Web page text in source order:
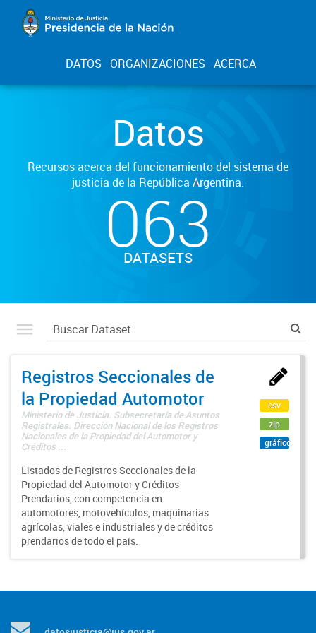
DATOS ORGANIZACIONES ACERCA
Datos
Recursos acerca del funcionamiento del sistema de
justicia de la República Argentina.
063
DATASETS
Registros Seccionales de
la Propiedad Automotor
Ministerio de Justicia. Subsecretaría de Asuntos
Registrales. Dirección Nacional de los Registros
Nacionales de la Propiedad del Automotor y
Créditos ...
Listados de Registros Seccionales de la
Propiedad del Automotor y Créditos
Prendarios, con competencia en
automotores, motovehículos, maquinarias
agrícolas, viales e industriales y de créditos
prendarios de todo el país.
csv
zip
gráfico